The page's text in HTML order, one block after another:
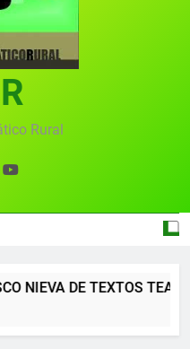
el VI Certamen
breves teatrales
Rural de Mira
(Cuenca)
Rural de
Rural
DE TEXTOS